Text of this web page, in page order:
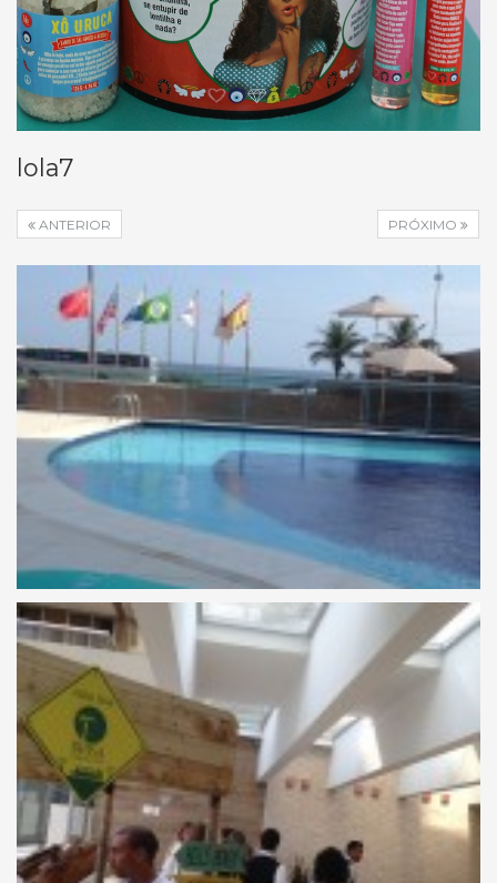
lola7
PRÓXIMO
ANTERIOR